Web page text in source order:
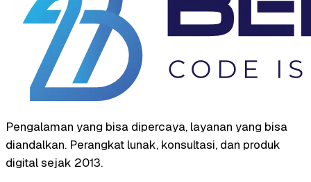
Pengalaman yang bisa dipercaya, layanan yang bisa
diandalkan. Perangkat lunak, konsultasi, dan produk
digital sejak 2013.